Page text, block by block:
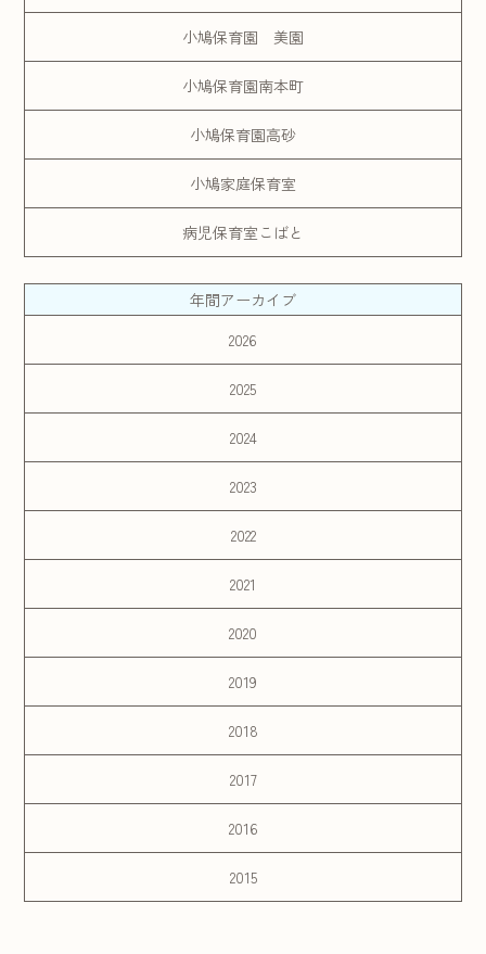
小鳩保育園 美園
小鳩保育園南本町
小鳩保育園高砂
小鳩家庭保育室
病児保育室こばと
年間アーカイブ
2026
2025
2024
2023
2022
2021
2020
2019
2018
2017
2016
2015